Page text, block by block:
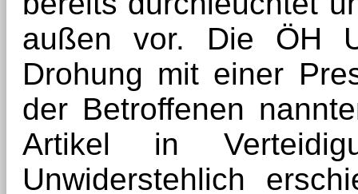
außen vor. Die ÖH
Drohung mit einer
der Betroffenen
Artikel in
Unwiderstehlich